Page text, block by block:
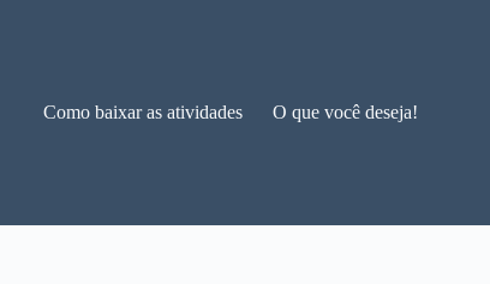
Como baixar as atividades O que você deseja!